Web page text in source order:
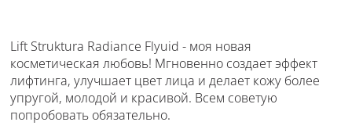
Lift Struktura Radiance Flyuid - моя новая
косметическая любовь! Мгновенно создает эффект
лифтинга, улучшает цвет лица и делает кожу более
упругой, молодой и красивой. Всем советую
попробовать обязательно.